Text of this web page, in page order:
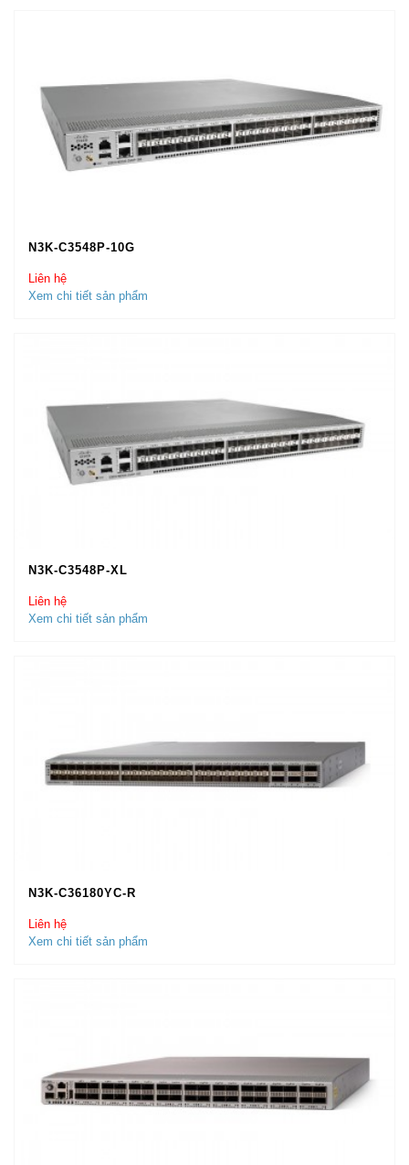
N3K-C3548P-10G
Liên hệ
Xem chi tiết sản phẩm
N3K-C3548P-XL
Liên hệ
Xem chi tiết sản phẩm
N3K-C36180YC-R
Liên hệ
Xem chi tiết sản phẩm